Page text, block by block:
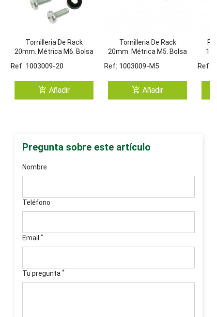
Tornilleria De Rack
20mm. Métrica M6. Bolsa
Ref: 1003009-20
add_shopping_cart Añadir
Tornilleria De Rack
20mm. Métrica M5. Bolsa
Ref: 1003009-M5
add_shopping_cart Añadir
Ref:
Pregunta sobre este artículo
Nombre
Teléfono
Email *
Tu pregunta *